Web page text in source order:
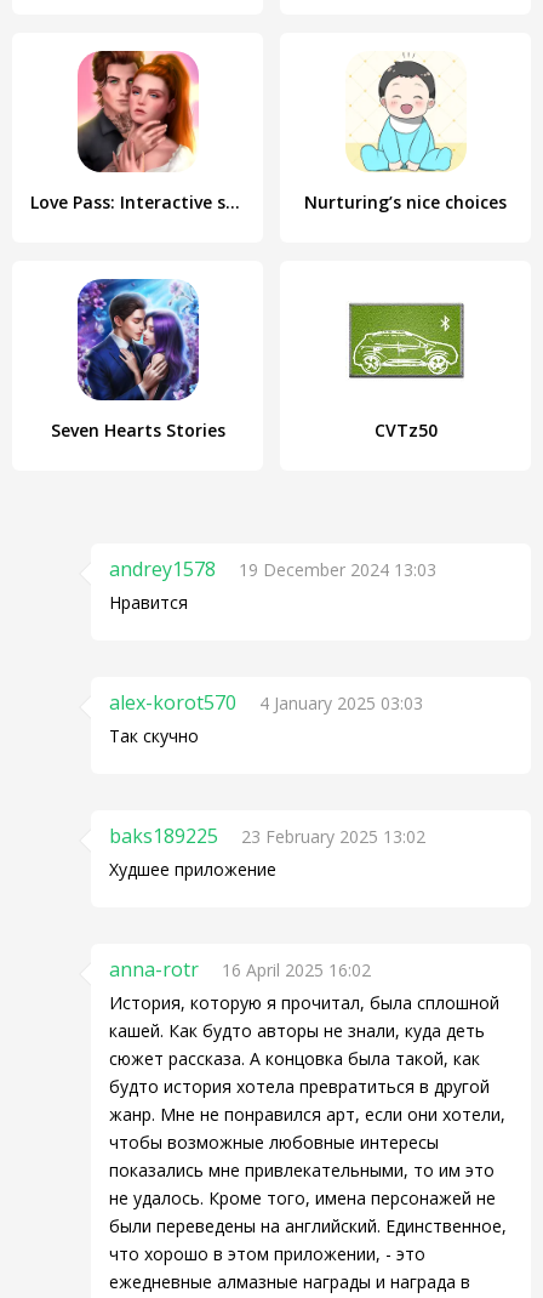
Love Pass: Interactive stories Nurturing’s nice choices
Seven Hearts Stories CVTz50
andrey1578
19 December 2024 13:03
Нравится
alex-korot570
4 January 2025 03:03
Так скучно
baks189225
23 February 2025 13:02
Худшее приложение
anna-rotr
16 April 2025 16:02
История, которую я прочитал, была сплошной
кашей. Как будто авторы не знали, куда деть
сюжет рассказа. А концовка была такой, как
будто история хотела превратиться в другой
жанр. Мне не понравился арт, если они хотели,
чтобы возможные любовные интересы
показались мне привлекательными, то им это
не удалось. Кроме того, имена персонажей не
были переведены на английский. Единственное,
что хорошо в этом приложении, - это
ежедневные алмазные награды и награда в